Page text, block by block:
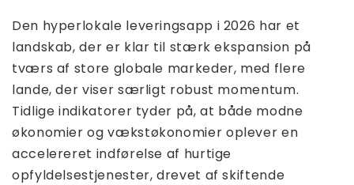
Den hyperlokale leveringsapp i 2026 har et
landskab, der er klar til stærk ekspansion på
tværs af store globale markeder, med flere
lande, der viser særligt robust momentum.
Tidlige indikatorer tyder på, at både modne
økonomier og vækstøkonomier oplever en
accelereret indførelse af hurtige
opfyldelsestjenester, drevet af skiftende